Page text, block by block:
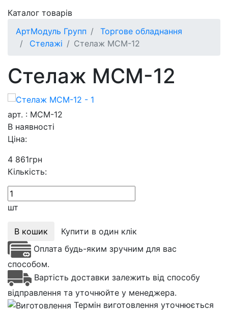
Каталог товарів
АртМодуль Групп
Торгове обладнання
Стелажі
Стелаж МСМ-12
Стелаж МСМ-12
арт. : МСМ-12
В наявності
Ціна:
4 861грн
Кількість:
шт
В кошик
Купити в один клік
Оплата будь-яким зручним для вас
способом.
Вартість доставки залежить від способу
відправлення та уточнюйте у менеджера.
Термін виготовлення уточнюється